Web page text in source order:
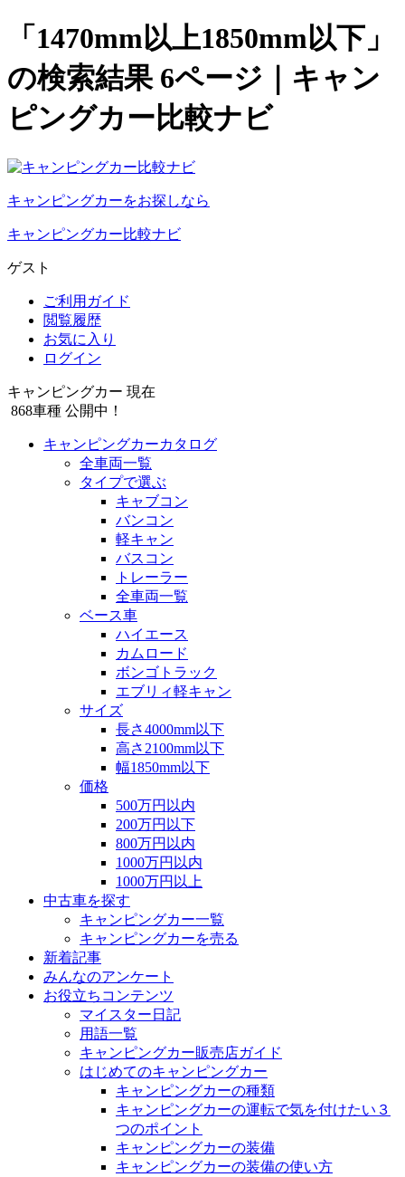
「1470mm以上1850mm以下」
の検索結果 6ページ｜キャン
ピングカー比較ナビ
キャンピングカーをお探しなら
キャンピングカー比較ナビ
ゲスト
ご利用ガイド
閲覧履歴
お気に入り
ログイン
キャンピングカー 現在
868車種 公開中！
キャンピングカーカタログ
全車両一覧
タイプで選ぶ
キャブコン
バンコン
軽キャン
バスコン
トレーラー
全車両一覧
ベース車
ハイエース
カムロード
ボンゴトラック
エブリィ軽キャン
サイズ
長さ4000mm以下
高さ2100mm以下
幅1850mm以下
価格
500万円以内
200万円以下
800万円以内
1000万円以内
1000万円以上
中古車を探す
キャンピングカー一覧
キャンピングカーを売る
新着記事
みんなのアンケート
お役立ちコンテンツ
マイスター日記
用語一覧
キャンピングカー販売店ガイド
はじめてのキャンピングカー
キャンピングカーの種類
キャンピングカーの運転で気を付けたい３
つのポイント
キャンピングカーの装備
キャンピングカーの装備の使い方